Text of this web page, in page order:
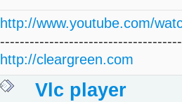
http://www.youtube.com/
http://cleargreen.com
Vlc player